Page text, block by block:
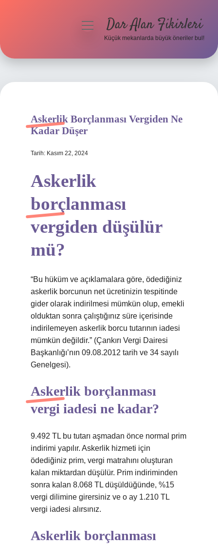
Hakkımızda
menüyüDar Alan Fikirleri
Küçük mekanlarda büyük öneriler bul!
Askerlik Borçlanması Vergiden Ne
Kadar Düşer
Tarih: Kasım 22, 2024
Askerlik
borçlanması
vergiden düşülür
mü?
“Bu hüküm ve açıklamalara göre, ödediğiniz
askerlik borcunun net ücretinizin tespitinde
gider olarak indirilmesi mümkün olup, emekli
olduktan sonra çalıştığınız süre içerisinde
indirilemeyen askerlik borcu tutarının iadesi
mümkün değildir.” (Çankırı Vergi Dairesi
Başkanlığı’nın 09.08.2012 tarih ve 34 sayılı
Genelgesi).
Askerlik borçlanması
vergi iadesi ne kadar?
9.492 TL bu tutarı aşmadan önce normal prim
indirimi yapılır. Askerlik hizmeti için
ödediğiniz prim, vergi matrahını oluşturan
kalan miktardan düşülür. Prim indiriminden
sonra kalan 8.068 TL düşüldüğünde, %15
vergi dilimine girersiniz ve o ay 1.210 TL
vergi iadesi alırsınız.
Askerlik borçlanması